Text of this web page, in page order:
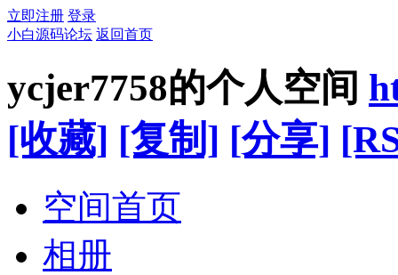
立即注册 登录
小白源码论坛 返回首页
ycjer7758的个人空间
[收藏] [复制] [分享]
空间首页
相册